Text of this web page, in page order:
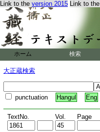
Link to the version 2015 Link to the
ホーム 検索
大正蔵検索
punctuation Hangul Eng
TextNo. Vol. Page